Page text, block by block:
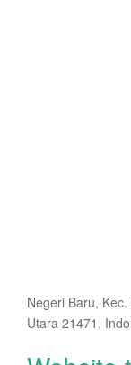
Negeri Baru,
Utara 21471,